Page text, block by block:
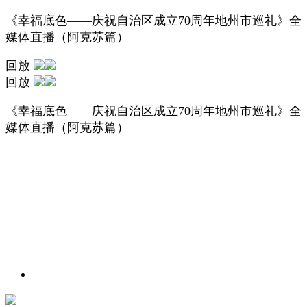
《幸福底色——庆祝自治区成立70周年地州市巡礼》全
媒体直播（阿克苏篇）
回放
回放
《幸福底色——庆祝自治区成立70周年地州市巡礼》全
媒体直播（阿克苏篇）